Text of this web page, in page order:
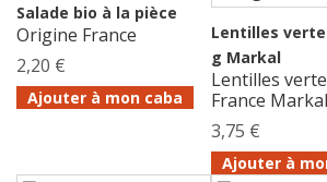
Salade bio à la pièce
Origine France
2,20 €
Ajouter à mon caba
Lentilles
g Markal
Lentilles
France Markal
3,75 €
Ajouter à